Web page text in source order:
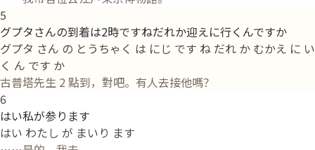
5
グプタさんの到着は2時ですねだれか迎えに行くんですか
グプタ さん の とうちゃく は にじ です ね だれ か むかえ に い
く ん です か
古普塔先生 2 點到，對吧。有人去接他嗎？
6
はい私が参ります
はい わたし が まいり ます